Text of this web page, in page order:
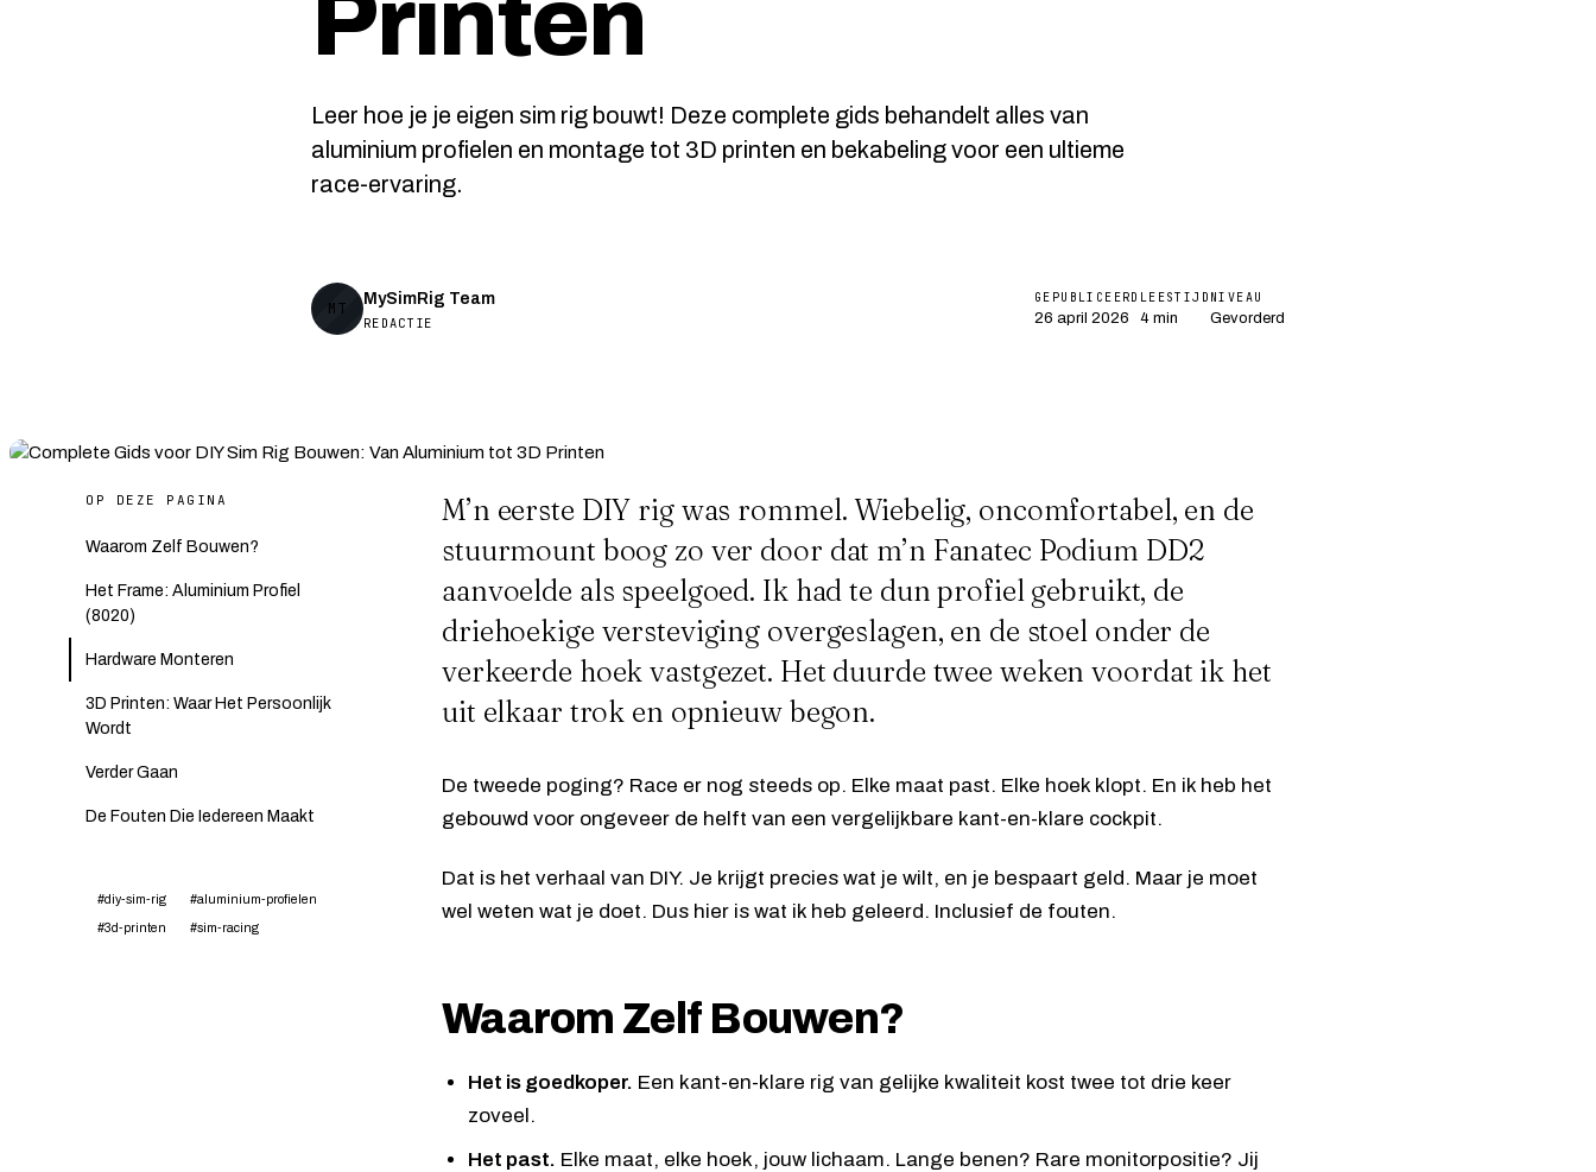
Printen
Leer hoe je je eigen sim rig bouwt! Deze complete gids behandelt alles van
aluminium profielen en montage tot 3D printen en bekabeling voor een ultieme
race-ervaring.
MT
MySimRig Team
REDACTIE
GEPUBLICEERD
26 april 2026
LEESTIJD
4 min
NIVEAU
Gevorderd
OP DEZE PAGINA
Waarom Zelf Bouwen?
Het Frame: Aluminium Profiel
(8020)
Hardware Monteren
3D Printen: Waar Het Persoonlijk
Wordt
Verder Gaan
De Fouten Die Iedereen Maakt
#diy-sim-rig #aluminium-profielen
#3d-printen #sim-racing
M’n eerste DIY rig was rommel. Wiebelig, oncomfortabel, en de
stuurmount boog zo ver door dat m’n Fanatec Podium DD2
aanvoelde als speelgoed. Ik had te dun profiel gebruikt, de
driehoekige versteviging overgeslagen, en de stoel onder de
verkeerde hoek vastgezet. Het duurde twee weken voordat ik het
uit elkaar trok en opnieuw begon.
De tweede poging? Race er nog steeds op. Elke maat past. Elke hoek klopt. En ik heb het
gebouwd voor ongeveer de helft van een vergelijkbare kant-en-klare cockpit.
Dat is het verhaal van DIY. Je krijgt precies wat je wilt, en je bespaart geld. Maar je moet
wel weten wat je doet. Dus hier is wat ik heb geleerd. Inclusief de fouten.
Waarom Zelf Bouwen?
Het is goedkoper. Een kant-en-klare rig van gelijke kwaliteit kost twee tot drie keer
zoveel.
Het past. Elke maat, elke hoek, jouw lichaam. Lange benen? Rare monitorpositie? Jij